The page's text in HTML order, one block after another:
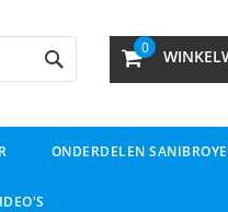
0
ONDERDELEN